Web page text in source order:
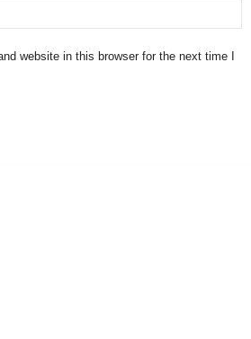
website in this browser for the next time I